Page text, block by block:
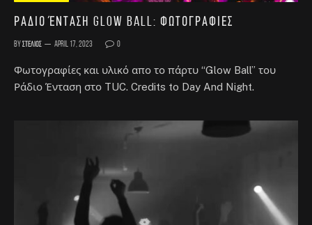
Ράδιο Ένταση Glow Ball: Φωτογραφίες
ByΣτέλιος April 17, 2023 0
Φωτογραφίες και υλικό απο το πάρτυ “Glow Ball” του
Ράδιο Ένταση στο TUC. Credits to Day And Night.